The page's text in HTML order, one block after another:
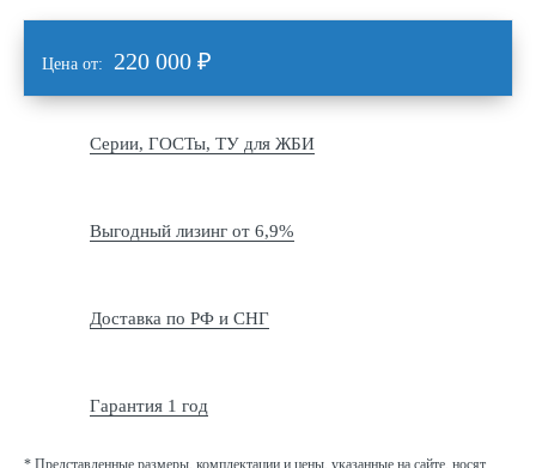
Цена от: 220 000 ₽
Серии, ГОСТы, ТУ для ЖБИ
Выгодный лизинг от 6,9%
Доставка по РФ и СНГ
Гарантия 1 год
* Представленные размеры, комплектации и цены, указанные на сайте, носят